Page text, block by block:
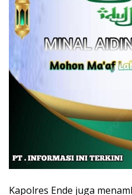
Kapolres Ende juga